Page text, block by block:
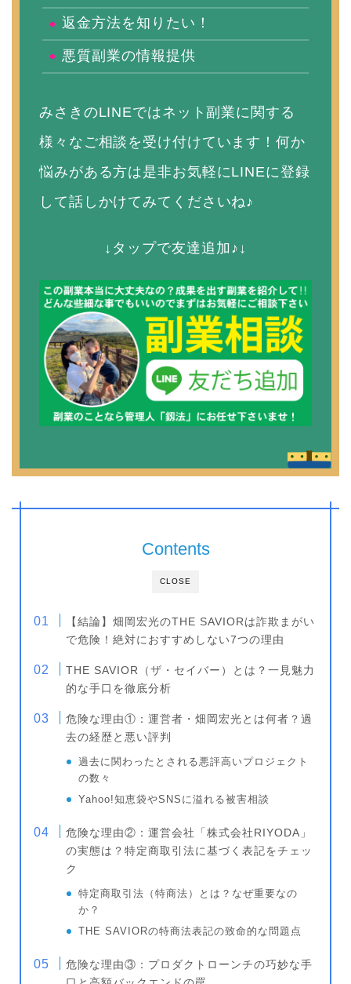
返金方法を知りたい！
悪質副業の情報提供
みさきのLINEではネット副業に関する
様々なご相談を受け付けています！何か
悩みがある方は是非お気軽にLINEに登録
して話しかけてみてくださいね♪
↓タップで友達追加♪↓
CLOSE
Contents
【結論】畑岡宏光のTHE SAVIORは詐欺まがい
で危険！絶対におすすめしない7つの理由
THE SAVIOR（ザ・セイバー）とは？一見魅力
的な手口を徹底分析
危険な理由①：運営者・畑岡宏光とは何者？過
去の経歴と悪い評判
過去に関わったとされる悪評高いプロジェクト
の数々
Yahoo!知恵袋やSNSに溢れる被害相談
危険な理由②：運営会社「株式会社RIYODA」
の実態は？特定商取引法に基づく表記をチェッ
ク
特定商取引法（特商法）とは？なぜ重要なの
か？
THE SAVIORの特商法表記の致命的な問題点
危険な理由③：プロダクトローンチの巧妙な手